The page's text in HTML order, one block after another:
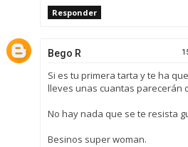
Responder
Bego R
Si es tu primera tarta y te ha
lleves unas cuantas parecerán
No hay nada que se te resista
Besinos super woman.